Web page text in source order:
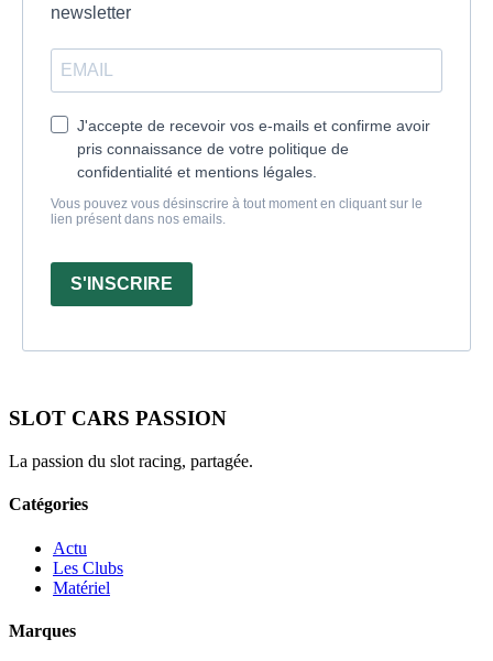
newsletter
J'accepte de recevoir vos e-mails et confirme avoir
pris connaissance de votre politique de
confidentialité et mentions légales.
Vous pouvez vous désinscrire à tout moment en cliquant sur le
lien présent dans nos emails.
S'INSCRIRE
SLOT CARS PASSION
La passion du slot racing, partagée.
Catégories
Actu
Les Clubs
Matériel
Marques